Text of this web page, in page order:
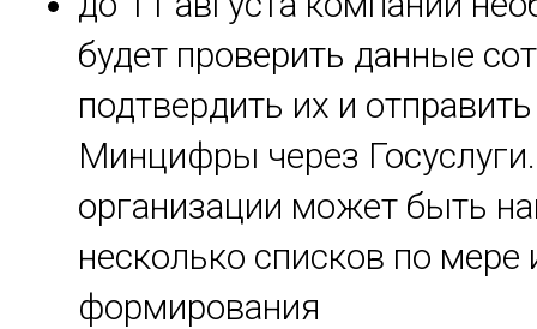
будет проверить данные
подтвердить их и
Минцифры через
организации может быть
несколько списков по мере
формирования